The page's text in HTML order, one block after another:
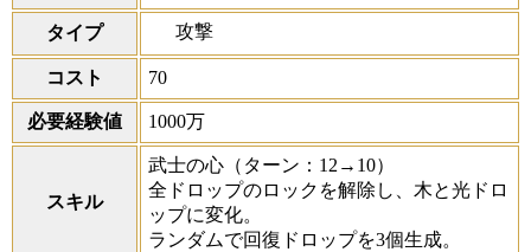
タイプ 攻撃
コスト 70
必要経験値 1000万
スキル
武士の心 （ターン：12→10）
全ドロップのロックを解除し、木と光ドロ
ップに変化。
ランダムで回復ドロップを3個生成。